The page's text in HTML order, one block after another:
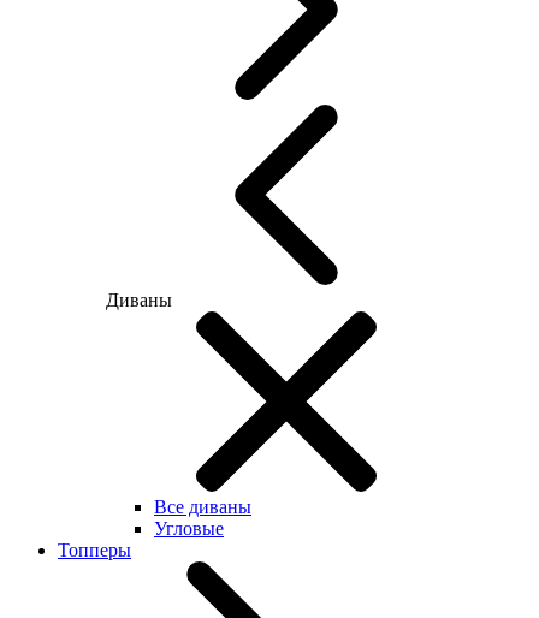
Диваны
Все диваны
Угловые
Топперы